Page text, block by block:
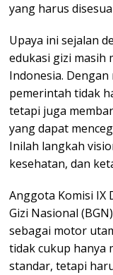
yang harus
Upaya ini sejalan
edukasi gizi masih
Indonesia.
pemerintah tidak
tetapi juga
yang dapat
Inilah langkah
kesehatan, dan
Anggota Komisi IX
Gizi Nasional
sebagai motor
tidak cukup hanya
standar, tetapi